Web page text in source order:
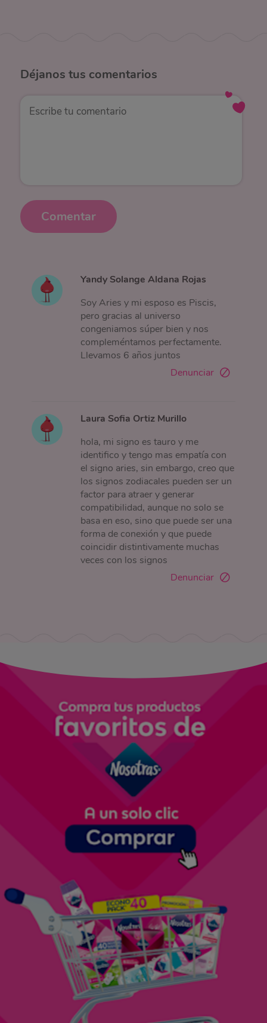
Déjanos tus comentarios
Comentar
Yandy Solange Aldana Rojas
Soy Aries y mi esposo es Piscis,
pero gracias al universo
congeniamos súper bien y nos
compleméntamos perfectamente.
Llevamos 6 años juntos
Denunciar
Laura Sofia Ortiz Murillo
hola, mi signo es tauro y me
identifico y tengo mas empatía con
el signo aries, sin embargo, creo que
los signos zodiacales pueden ser un
factor para atraer y generar
compatibilidad, aunque no solo se
basa en eso, sino que puede ser una
forma de conexión y que puede
coincidir distintivamente muchas
veces con los signos
Denunciar